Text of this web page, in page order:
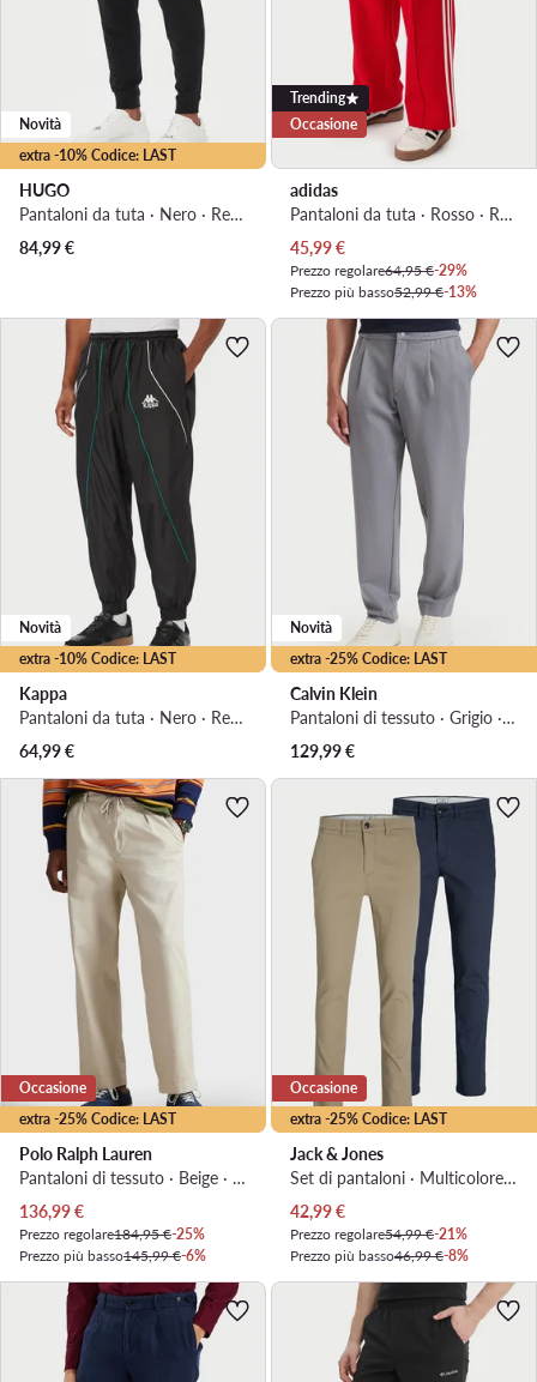
extra -10% Codice: LAST
Novità
HUGO
Pantaloni da tuta · Nero · Regular Fit
84,99€
Trending
Occasione
adidas
Pantaloni da tuta · Rosso · Relaxed Fit
Prezzo attuale
45,99€
Prezzo regolare64,95 €-29%
Prezzo più basso52,99 €-13%
extra -10% Codice: LAST
Novità
Kappa
Pantaloni da tuta · Nero · Regular Fit
64,99€
extra -25% Codice: LAST
Novità
Calvin Klein
Pantaloni di tessuto · Grigio · Slim Fit
129,99€
extra -25% Codice: LAST
Occasione
Polo Ralph Lauren
Pantaloni di tessuto · Beige · Regular Fit
Prezzo attuale
136,99€
Prezzo regolare184,95 €-25%
Prezzo più basso145,99 €-6%
extra -25% Codice: LAST
Occasione
Jack & Jones
Set di pantaloni · Multicolore · Slim Fit
Prezzo attuale
42,99€
Prezzo regolare54,99 €-21%
Prezzo più basso46,99 €-8%